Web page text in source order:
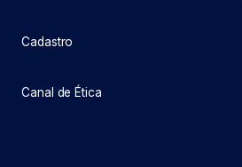
Cadastro
Canal de Ética